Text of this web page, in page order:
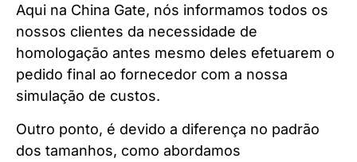
Aqui na China Gate, nós informamos todos os
nossos clientes da necessidade de
homologação antes mesmo deles efetuarem o
pedido final ao fornecedor com a nossa
simulação de custos.
Outro ponto, é devido a diferença no padrão
dos tamanhos, como abordamos